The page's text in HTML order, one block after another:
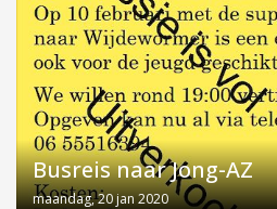
Busreis naar Jong-AZ
maandag, 20 jan 2020